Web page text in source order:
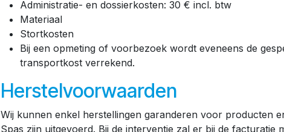
Administratie- en dossierkosten: 30 € incl. btw
Materiaal
Stortkosten
Bij een opmeting of voorbezoek wordt eveneens de
transportkost verrekend.
Herstelvoorwaarden
Wij kunnen enkel herstellingen garanderen voor producten
Spas zijn uitgevoerd. Bij de interventie zal er bij de facturatie